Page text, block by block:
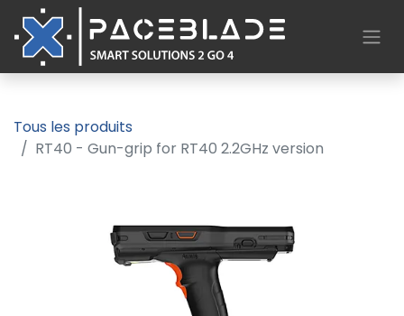
Tous les produits
RT40 - Gun-grip for RT40 2.2GHz version